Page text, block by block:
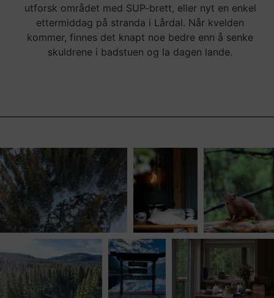
utforsk området med SUP-brett, eller nyt en enkel
ettermiddag på stranda i Lårdal. Når kvelden
kommer, finnes det knapt noe bedre enn å senke
skuldrene i badstuen og la dagen lande.